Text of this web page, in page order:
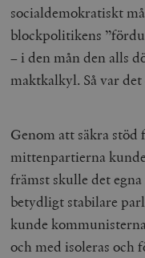
socialdemokratiskt
blockpolitikens
– i den mån den alls
maktkalkyl. Så var det
Genom att säkra stöd
mittenpartierna
främst skulle det
betydligt stabilare
kunde
och med isoleras och